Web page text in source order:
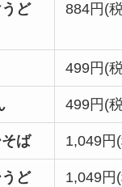
ど
884円(
499円(
499円(
ば 1,049円
ど
1,049円